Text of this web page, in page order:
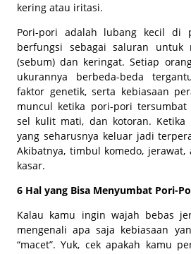
kering atau iritasi.
Pori-pori adalah lubang kecil di
berfungsi sebagai saluran untuk
(sebum) dan keringat. Setiap
ukurannya berbeda-beda
faktor genetik, serta kebiasaan
muncul ketika pori-pori
sel kulit mati, dan kotoran.
yang seharusnya keluar jadi
Akibatnya, timbul komedo,
kasar.
6 Hal yang Bisa Menyumbat Pori-
Kalau kamu ingin wajah bebas
mengenali apa saja kebiasaan
“macet”. Yuk, cek apakah kamu